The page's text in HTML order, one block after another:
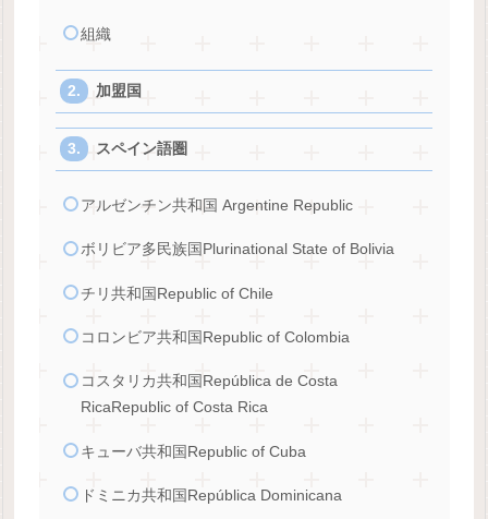
組織
加盟国
スペイン語圏
アルゼンチン共和国 Argentine Republic
ボリビア多民族国Plurinational State of Bolivia
チリ共和国Republic of Chile
コロンビア共和国Republic of Colombia
コスタリカ共和国República de Costa
RicaRepublic of Costa Rica
キューバ共和国Republic of Cuba
ドミニカ共和国República Dominicana